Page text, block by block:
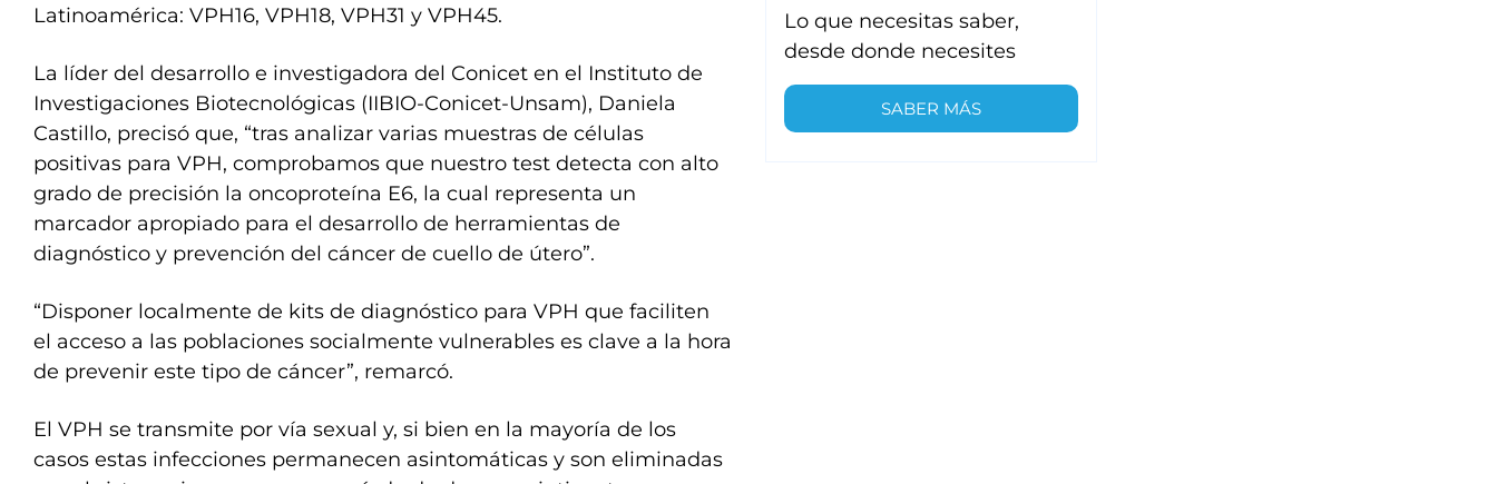
Latinoamérica: VPH16, VPH18, VPH31 y VPH45.
La líder del desarrollo e investigadora del Conicet en el Instituto de
Investigaciones Biotecnológicas (IIBIO-Conicet-Unsam), Daniela
Castillo, precisó que, “tras analizar varias muestras de células
positivas para VPH, comprobamos que nuestro test detecta con alto
grado de precisión la oncoproteína E6, la cual representa un
marcador apropiado para el desarrollo de herramientas de
diagnóstico y prevención del cáncer de cuello de útero”.
“Disponer localmente de kits de diagnóstico para VPH que faciliten
el acceso a las poblaciones socialmente vulnerables es clave a la hora
de prevenir este tipo de cáncer”, remarcó.
El VPH se transmite por vía sexual y, si bien en la mayoría de los
casos estas infecciones permanecen asintomáticas y son eliminadas
Lo que necesitas saber,
desde donde necesites
SABER MÁS